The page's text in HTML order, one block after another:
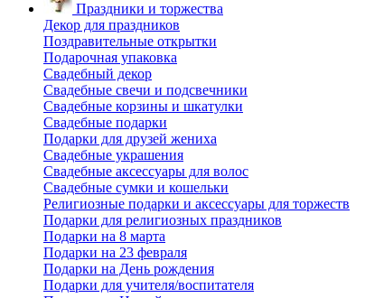
Праздники и торжества
Декор для праздников
Поздравительные открытки
Подарочная упаковка
Свадебный декор
Свадебные свечи и подсвечники
Свадебные корзины и шкатулки
Свадебные подарки
Подарки для друзей жениха
Свадебные украшения
Свадебные аксессуары для волос
Свадебные сумки и кошельки
Религиозные подарки и аксессуары для торжеств
Подарки для религиозных праздников
Подарки на 8 марта
Подарки на 23 февраля
Подарки на День рождения
Подарки для учителя/воспитателя